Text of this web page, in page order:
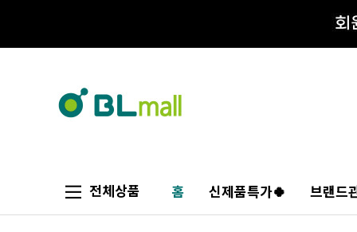
전체상품 홈 신제품특가🍀 브랜드